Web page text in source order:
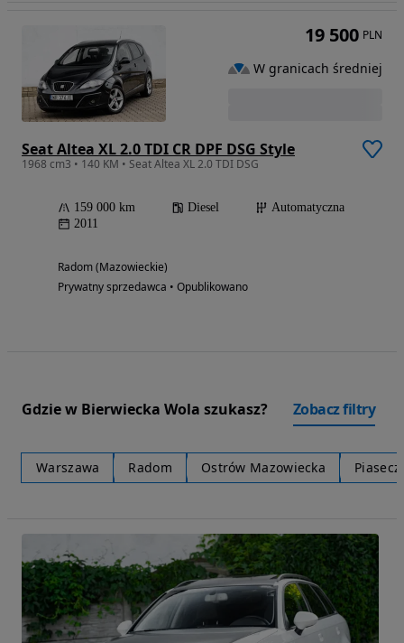
Seat Altea XL 2.0 TDI CR DPF DSG Style
1968 cm3 • 140 KM • Seat Altea XL 2.0 TDI DSG
159 000 km Diesel
Automatyczna
2011
Radom (Mazowieckie)
Prywatny sprzedawca • Opublikowano
19 500 PLN
W granicach średniej
Gdzie w Bierwiecka Wola szukasz? Zobacz filtry
Warszawa Radom Ostrów Mazowiecka